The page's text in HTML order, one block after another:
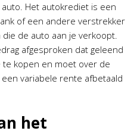
Het autokrediet is een
of een andere verstrekker
de auto aan je verkoopt.
afgesproken dat geleend
kopen en moet over de
variabele rente afbetaald
het